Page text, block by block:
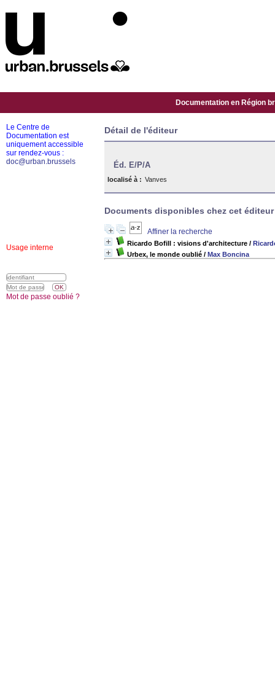
Documentation en Région
Détail de l'éditeur
Éd. E/P/A
localisé à : Vanves
Documents disponibles chez cet éditeur
Affiner la recherche
Ricardo Bofill : visions d'architecture /
Urbex, le monde oublié / Max Boncina
Le Centre de
Documentation est
uniquement accessible
sur rendez-vous :
doc@urban.brussels
Usage interne
Mot de passe oublié ?